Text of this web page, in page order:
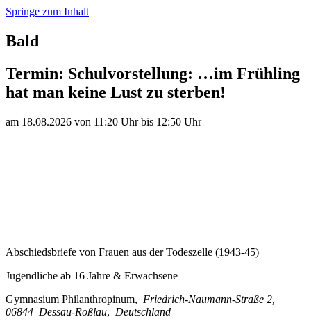
Springe zum Inhalt
Bald
Termin: Schulvorstellung: …im Frühling
hat man keine Lust zu sterben!
am 18.08.2026 von 11:20 Uhrbis 12:50 Uhr
Abschiedsbriefe von Frauen aus der Todeszelle (1943-45)
Jugendliche ab 16 Jahre & Erwachsene
Gymnasium Philanthropinum, Friedrich-Naumann-Straße 2
06844 Dessau-Roßlau, Deutschland